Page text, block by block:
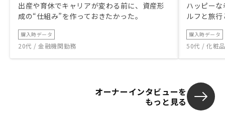
出産や育休でキャリアが変わる前に、資産形
成の“仕組み”を作っておきたかった。
購入時データ
20代 / 金融機関勤務
ハッピー
ルフと旅
購入時データ
50代 / 化粧
オーナーインタビューを
もっと見る